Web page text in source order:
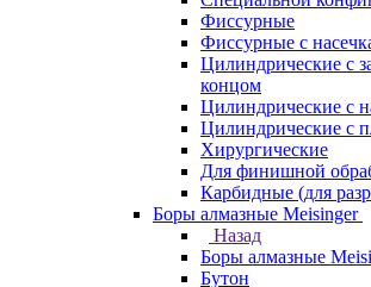
Фиссурные
Фиссурные с
Цилиндрические с
концом
Цилиндрические с
Цилиндрические с
Хирургические
Для финишной
Карбидные (для
Боры алмазные Meisinger
Назад
Боры алмазные
Бутон